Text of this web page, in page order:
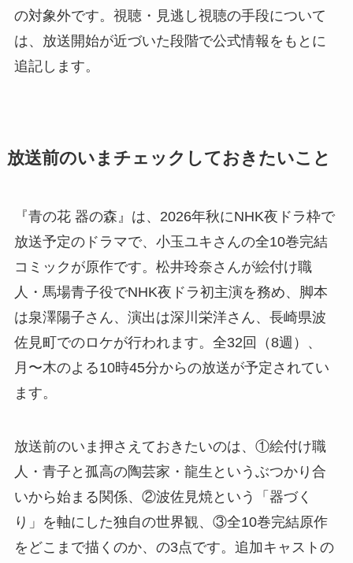
の対象外です。視聴・見逃し視聴の手段について
は、放送開始が近づいた段階で公式情報をもとに
追記します。
放送前のいまチェックしておきたいこと
『青の花 器の森』は、2026年秋にNHK夜ドラ枠で
放送予定のドラマで、小玉ユキさんの全10巻完結
コミックが原作です。松井玲奈さんが絵付け職
人・馬場青子役でNHK夜ドラ初主演を務め、脚本
は泉澤陽子さん、演出は深川栄洋さん、長崎県波
佐見町でのロケが行われます。全32回（8週）、
月〜木のよる10時45分からの放送が予定されてい
ます。
放送前のいま押さえておきたいのは、①絵付け職
人・青子と孤高の陶芸家・龍生というぶつかり合
いから始まる関係、②波佐見焼という「器づく
り」を軸にした独自の世界観、③全10巻完結原作
をどこまで描くのか、の3点です。追加キャストの